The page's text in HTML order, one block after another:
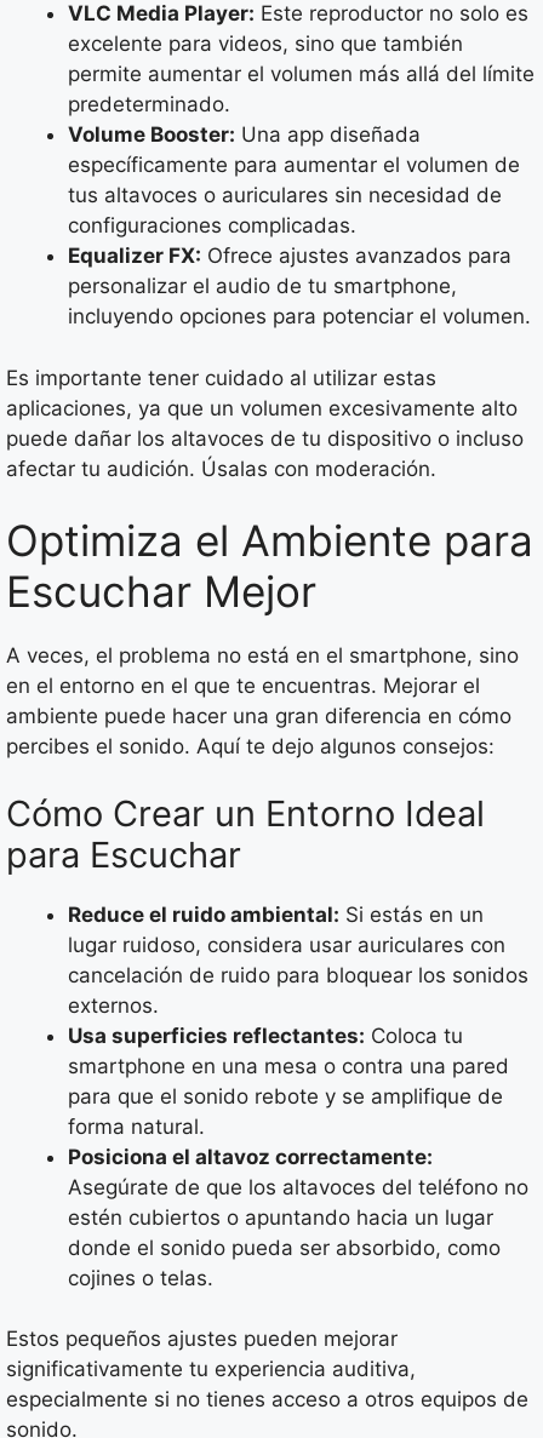
VLC Media Player: Este reproductor no solo es
excelente para videos, sino que también
permite aumentar el volumen más allá del límite
predeterminado.
Volume Booster: Una app diseñada
específicamente para aumentar el volumen de
tus altavoces o auriculares sin necesidad de
configuraciones complicadas.
Equalizer FX: Ofrece ajustes avanzados para
personalizar el audio de tu smartphone,
incluyendo opciones para potenciar el volumen.
Es importante tener cuidado al utilizar estas
aplicaciones, ya que un volumen excesivamente alto
puede dañar los altavoces de tu dispositivo o incluso
afectar tu audición. Úsalas con moderación.
Optimiza el Ambiente para
Escuchar Mejor
A veces, el problema no está en el smartphone, sino
en el entorno en el que te encuentras. Mejorar el
ambiente puede hacer una gran diferencia en cómo
percibes el sonido. Aquí te dejo algunos consejos:
Cómo Crear un Entorno Ideal
para Escuchar
Reduce el ruido ambiental: Si estás en un
lugar ruidoso, considera usar auriculares con
cancelación de ruido para bloquear los sonidos
externos.
Usa superficies reflectantes: Coloca tu
smartphone en una mesa o contra una pared
para que el sonido rebote y se amplifique de
forma natural.
Posiciona el altavoz correctamente:
Asegúrate de que los altavoces del teléfono no
estén cubiertos o apuntando hacia un lugar
donde el sonido pueda ser absorbido, como
cojines o telas.
Estos pequeños ajustes pueden mejorar
significativamente tu experiencia auditiva,
especialmente si no tienes acceso a otros equipos de
sonido.